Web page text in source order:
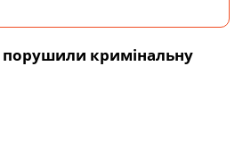
порушили кримінальну